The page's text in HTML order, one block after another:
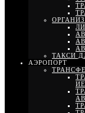
ТАКСИ
АЭРОПОРТ